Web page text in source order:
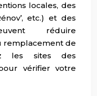
locales, des
etc.) et des
réduire
remplacement de
les sites des
vérifier votre